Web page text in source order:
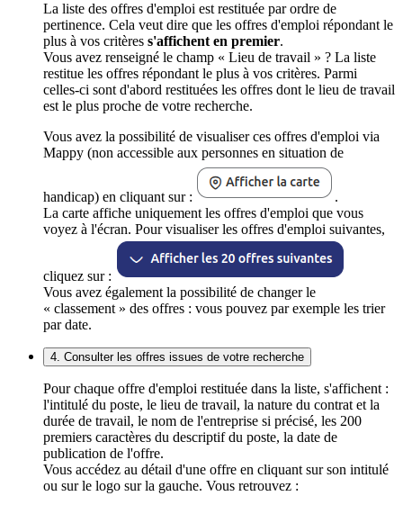
La liste des offres d'emploi est restituée par ordre de
pertinence. Cela veut dire que les offres d'emploi répondant le
plus à vos critères s'affichent en premier.
Vous avez renseigné le champ « Lieu de travail » ? La liste
restitue les offres répondant le plus à vos critères. Parmi
celles-ci sont d'abord restituées les offres dont le lieu de travail
est le plus proche de votre recherche.
Vous avez la possibilité de visualiser ces offres d'emploi via
Mappy (non accessible aux personnes en situation de
handicap) en cliquant sur :
.
La carte affiche uniquement les offres d'emploi que vous
voyez à l'écran. Pour visualiser les offres d'emploi suivantes,
cliquez sur :
Vous avez également la possibilité de changer le
« classement » des offres : vous pouvez par exemple les trier
par date.
4. Consulter les offres issues de votre recherche
Pour chaque offre d'emploi restituée dans la liste, s'affichent :
l'intitulé du poste, le lieu de travail, la nature du contrat et la
durée de travail, le nom de l'entreprise si précisé, les 200
premiers caractères du descriptif du poste, la date de
publication de l'offre.
Vous accédez au détail d'une offre en cliquant sur son intitulé
ou sur le logo sur la gauche. Vous retrouvez :